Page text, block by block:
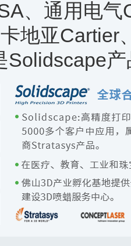
、通用电
地亚Cartier
Solidscape